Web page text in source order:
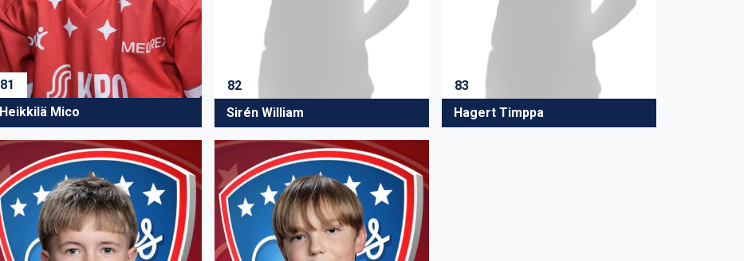
81
Heikkilä Mico
82
Sirén William
83
Hagert Timppa